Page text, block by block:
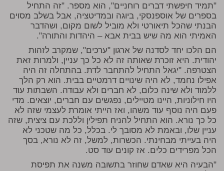
"תמיד חיפשתי דברים רוחניים", הוא מספר. "זה התחיל
בספרים של אוספנסקי, ביוגה ובמדיטציה, אבל בשלב מסוים
הבנתי שהכל תיאורטי ולא מוביל לשום מקום, ושהדבר
האמיתי הוא מה שיש בבית אבא – היהדות והתורה".
הם הלכו יחד לסדנה של ארגון "ערכים", שמקרב לזהות
יהודית. היא זוכרת שאותה זה לא כל כך עניין, ולמרות זאת
הצטרפה. "יגאל התחיל להתחבר לדת. בהתחלה זה היה
אפילו נחמד, לא היה שינויים דרמטיים בבית. הוא רק הלך
ללמוד ולא שינה כלום, לא חברים ולא עבודה. השבתות עוד
היו חילוניות, היינו מטיילים, נפגשים עם חברים, יוצאים. מדי
פעם היה נוסף עוד משהו, ואז הייתי אומרת לעצמי שזה לא
כל כך נורא. הוא התחיל להניח תפילין וללכת עם ציצית, שזה
עניין שלו, ובאמת לא מסובך לי. בכלל, כל מה שטכני לא
היה בעייתי מבחינתי. הכשרות, למשל, זה לא נורא, בסך
הכל מפרידים כלים. אז קונים עוד סט.
"הבעיה היא שאדם שחוזר בתשובה משנה את תפיסת